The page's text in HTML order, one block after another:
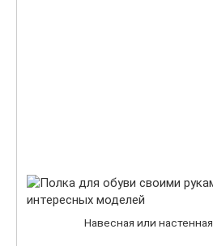
Навесная или настенная